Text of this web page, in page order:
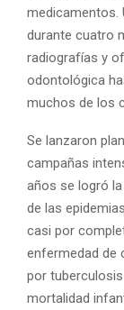
medicamentos.
durante cuatro
radiografías y
odontológica
muchos de los
Se lanzaron
campañas
años se logró
de las
casi por
enfermedad de
por
mortalidad